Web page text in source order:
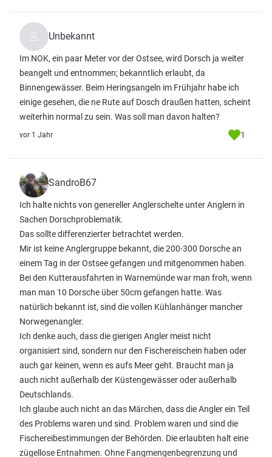
Unbekannt
Im NOK, ein paar Meter vor der Ostsee, wird Dorsch ja weiter
beangelt und entnommen; bekanntlich erlaubt, da
Binnengewässer. Beim Heringsangeln im Frühjahr habe ich
einige gesehen, die ne Rute auf Dosch draußen hatten, scheint
weiterhin normal zu sein. Was soll man davon halten?
vor 1 Jahr 1
SandroB67
Ich halte nichts von genereller Anglerschelte unter Anglern in
Sachen Dorschproblematik.
Das sollte differenzierter betrachtet werden.
Mir ist keine Anglergruppe bekannt, die 200-300 Dorsche an
einem Tag in der Ostsee gefangen und mitgenommen haben.
Bei den Kutterausfahrten in Warnemünde war man froh, wenn
man man 10 Dorsche über 50cm gefangen hatte. Was
natürlich bekannt ist, sind die vollen Kühlanhänger mancher
Norwegenangler.
Ich denke auch, dass die gierigen Angler meist nicht
organisiert sind, sondern nur den Fischereischein haben oder
auch gar keinen, wenn es aufs Meer geht. Braucht man ja
auch nicht außerhalb der Küstengewässer oder außerhalb
Deutschlands.
Ich glaube auch nicht an das Märchen, dass die Angler ein Teil
des Problems waren und sind. Problem waren und sind die
Fischereibestimmungen der Behörden. Die erlaubten halt eine
zügellose Entnahmen. Ohne Fangmengenbegrenzung und